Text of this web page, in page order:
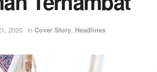
2020 in Cover Story, Headlines